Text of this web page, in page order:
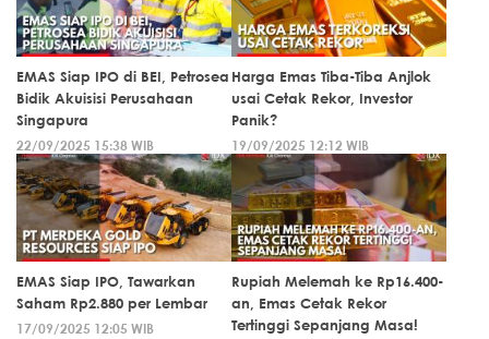
EMAS Siap IPO di BEI, Petrosea
Bidik Akuisisi Perusahaan
Singapura
22/09/2025 15:38 WIB
Harga Emas Tiba-Tiba Anjlok
usai Cetak Rekor, Investor
Panik?
19/09/2025 12:12 WIB
EMAS Siap IPO, Tawarkan
Saham Rp2.880 per Lembar
17/09/2025 12:05 WIB
Rupiah Melemah ke Rp16.400-
an, Emas Cetak Rekor
Tertinggi Sepanjang Masa!